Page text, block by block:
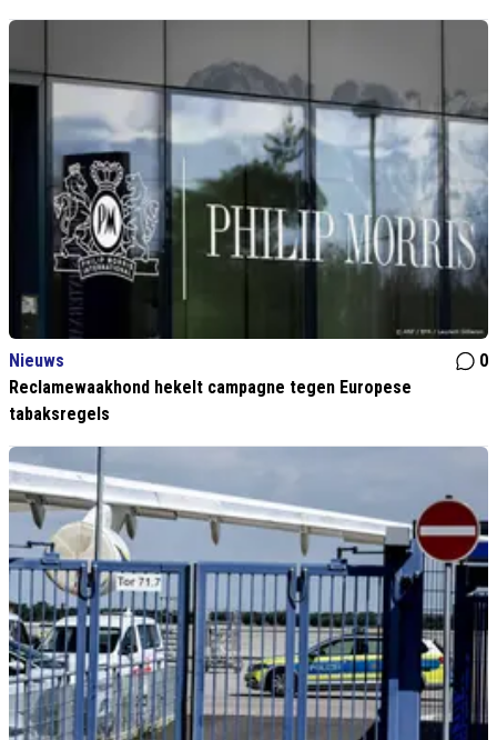
Nieuws
0
Reclamewaakhond hekelt campagne tegen Europese
tabaksregels